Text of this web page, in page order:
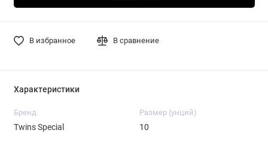
В избранное В сравнение
Характеристики
Бренд
Twins Special
Размер (унций)
10